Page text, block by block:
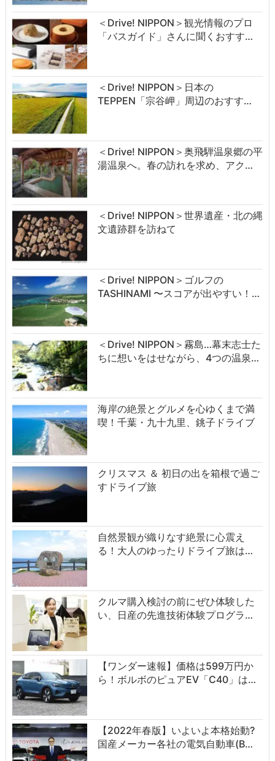
＜Drive! NIPPON＞観光情報のプロ
「バスガイド」さんに聞くおすす…
＜Drive! NIPPON＞日本の
TEPPEN「宗谷岬」周辺のおすす…
＜Drive! NIPPON＞奥飛騨温泉郷の平
湯温泉へ。春の訪れを求め、アク…
＜Drive! NIPPON＞世界遺産・北の縄
文遺跡群を訪ねて
＜Drive! NIPPON＞ゴルフの
TASHINAMI 〜スコアが出やすい！…
＜Drive! NIPPON＞霧島…幕末志士た
ちに想いをはせながら、4つの温泉…
海岸の絶景とグルメを心ゆくまで満
喫！千葉・九十九里、銚子ドライブ
クリスマス ＆ 初日の出を箱根で過ご
すドライブ旅
自然景観が織りなす絶景に心震え
る！大人のゆったりドライブ旅は…
クルマ購入検討の前にぜひ体験した
い、日産の先進技術体験プログラ…
【ワンダー速報】価格は599万円か
ら！ボルボのピュアEV「C40」は…
【2022年春版】いよいよ本格始動?
国産メーカー各社の電気自動車(B…